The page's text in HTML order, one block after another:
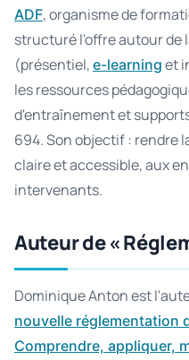
ADF, organisme de
structuré l'offre autour de
(présentiel, e-learning et
les ressources
d'entraînement et
694. Son objectif : rendre
claire et accessible, aux
intervenants.
Auteur de «
Dominique Anton est
nouvelle réglementation
Comprendre, appliquer,